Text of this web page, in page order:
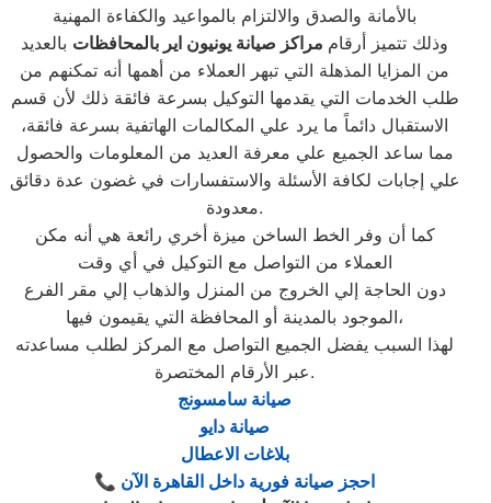
بالأمانة والصدق والالتزام بالمواعيد والكفاءة المهنية
وذلك تتميز أرقام مراكز صيانة يونيون اير بالمحافظات بالعديد
من المزايا المذهلة التي تبهر العملاء من أهمها أنه تمكنهم من
طلب الخدمات التي يقدمها التوكيل بسرعة فائقة ذلك لأن قسم
الاستقبال دائماً ما يرد علي المكالمات الهاتفية بسرعة فائقة،
مما ساعد الجميع علي معرفة العديد من المعلومات والحصول
علي إجابات لكافة الأسئلة والاستفسارات في غضون عدة دقائق
معدودة.
كما أن وفر الخط الساخن ميزة أخري رائعة هي أنه مكن
العملاء من التواصل مع التوكيل في أي وقت
دون الحاجة إلي الخروج من المنزل والذهاب إلي مقر الفرع
الموجود بالمدينة أو المحافظة التي يقيمون فيها،
لهذا السبب يفضل الجميع التواصل مع المركز لطلب مساعدته
عبر الأرقام المختصرة.
صيانة سامسونج
صيانة دايو
بلاغات الاعطال
📞 احجز صيانة فورية داخل القاهرة الآن